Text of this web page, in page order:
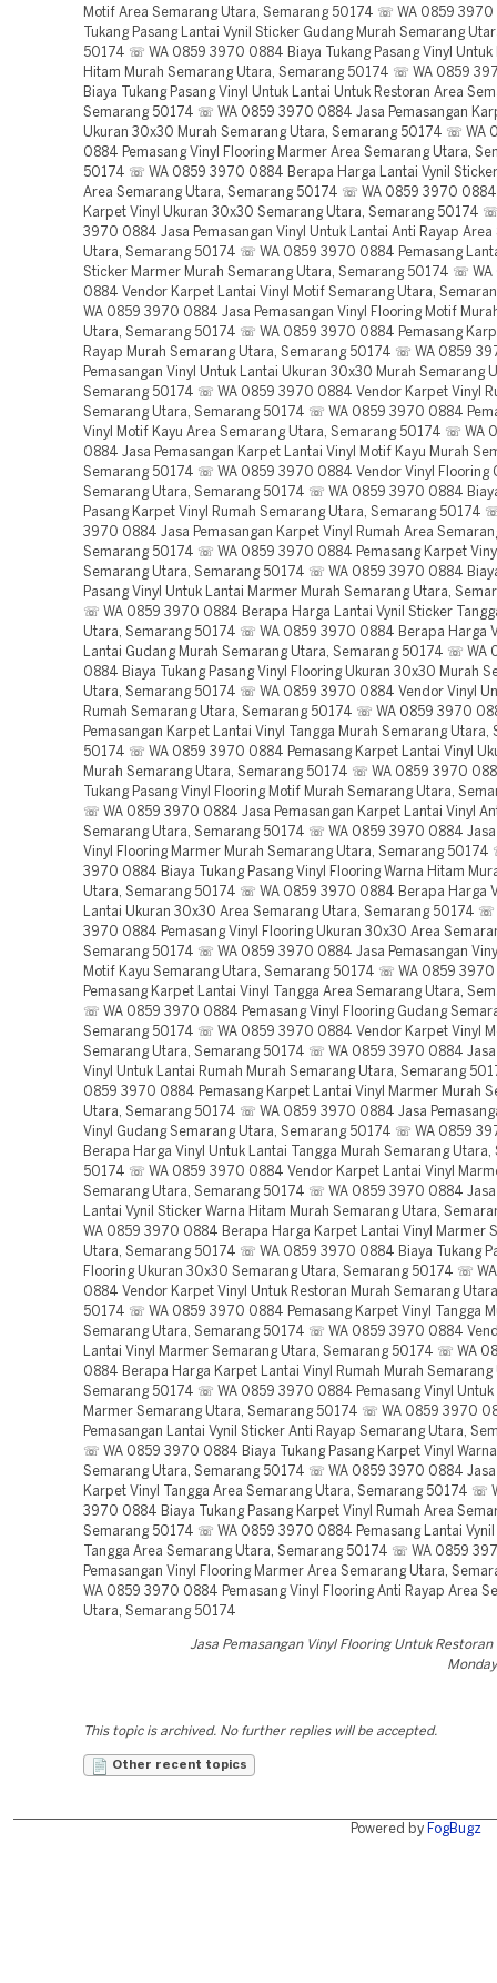
Motif Area Semarang Utara, Semarang 50174 ☏ WA 0859 3970
Tukang Pasang Lantai Vynil Sticker Gudang Murah Semarang
50174 ☏ WA 0859 3970 0884 Biaya Tukang Pasang Vinyl Untuk
Hitam Murah Semarang Utara, Semarang 50174 ☏ WA 0859
Biaya Tukang Pasang Vinyl Untuk Lantai Untuk Restoran Area
Semarang 50174 ☏ WA 0859 3970 0884 Jasa Pemasangan
Ukuran 30x30 Murah Semarang Utara, Semarang 50174 ☏ WA
0884 Pemasang Vinyl Flooring Marmer Area Semarang Utara,
50174 ☏ WA 0859 3970 0884 Berapa Harga Lantai Vynil
Area Semarang Utara, Semarang 50174 ☏ WA 0859 3970 0884
Karpet Vinyl Ukuran 30x30 Semarang Utara, Semarang 50174
3970 0884 Jasa Pemasangan Vinyl Untuk Lantai Anti Rayap Area
Utara, Semarang 50174 ☏ WA 0859 3970 0884 Pemasang
Sticker Marmer Murah Semarang Utara, Semarang 50174 ☏
0884 Vendor Karpet Lantai Vinyl Motif Semarang Utara,
WA 0859 3970 0884 Jasa Pemasangan Vinyl Flooring Motif
Utara, Semarang 50174 ☏ WA 0859 3970 0884 Pemasang
Rayap Murah Semarang Utara, Semarang 50174 ☏ WA 0859
Pemasangan Vinyl Untuk Lantai Ukuran 30x30 Murah Semarang
Semarang 50174 ☏ WA 0859 3970 0884 Vendor Karpet Vinyl
Semarang Utara, Semarang 50174 ☏ WA 0859 3970 0884
Vinyl Motif Kayu Area Semarang Utara, Semarang 50174 ☏ WA
0884 Jasa Pemasangan Karpet Lantai Vinyl Motif Kayu Murah
Semarang 50174 ☏ WA 0859 3970 0884 Vendor Vinyl Flooring
Semarang Utara, Semarang 50174 ☏ WA 0859 3970 0884
Pasang Karpet Vinyl Rumah Semarang Utara, Semarang 50174
3970 0884 Jasa Pemasangan Karpet Vinyl Rumah Area
Semarang 50174 ☏ WA 0859 3970 0884 Pemasang Karpet
Semarang Utara, Semarang 50174 ☏ WA 0859 3970 0884
Pasang Vinyl Untuk Lantai Marmer Murah Semarang Utara,
☏ WA 0859 3970 0884 Berapa Harga Lantai Vynil Sticker
Utara, Semarang 50174 ☏ WA 0859 3970 0884 Berapa Harga
Lantai Gudang Murah Semarang Utara, Semarang 50174 ☏ WA
0884 Biaya Tukang Pasang Vinyl Flooring Ukuran 30x30 Murah
Utara, Semarang 50174 ☏ WA 0859 3970 0884 Vendor Vinyl
Rumah Semarang Utara, Semarang 50174 ☏ WA 0859 3970
Pemasangan Karpet Lantai Vinyl Tangga Murah Semarang Utara,
50174 ☏ WA 0859 3970 0884 Pemasang Karpet Lantai Vinyl
Murah Semarang Utara, Semarang 50174 ☏ WA 0859 3970
Tukang Pasang Vinyl Flooring Motif Murah Semarang Utara,
☏ WA 0859 3970 0884 Jasa Pemasangan Karpet Lantai Vinyl
Semarang Utara, Semarang 50174 ☏ WA 0859 3970 0884 Jasa
Vinyl Flooring Marmer Murah Semarang Utara, Semarang
3970 0884 Biaya Tukang Pasang Vinyl Flooring Warna Hitam
Utara, Semarang 50174 ☏ WA 0859 3970 0884 Berapa Harga
Lantai Ukuran 30x30 Area Semarang Utara, Semarang 50174 ☏
3970 0884 Pemasang Vinyl Flooring Ukuran 30x30 Area
Semarang 50174 ☏ WA 0859 3970 0884 Jasa Pemasangan
Motif Kayu Semarang Utara, Semarang 50174 ☏ WA 0859
Pemasang Karpet Lantai Vinyl Tangga Area Semarang Utara,
☏ WA 0859 3970 0884 Pemasang Vinyl Flooring Gudang
Semarang 50174 ☏ WA 0859 3970 0884 Vendor Karpet Vinyl
Semarang Utara, Semarang 50174 ☏ WA 0859 3970 0884 Jasa
Vinyl Untuk Lantai Rumah Murah Semarang Utara, Semarang
0859 3970 0884 Pemasang Karpet Lantai Vinyl Marmer Murah
Utara, Semarang 50174 ☏ WA 0859 3970 0884 Jasa
Vinyl Gudang Semarang Utara, Semarang 50174 ☏ WA 0859
Berapa Harga Vinyl Untuk Lantai Tangga Murah Semarang Utara,
50174 ☏ WA 0859 3970 0884 Vendor Karpet Lantai Vinyl
Semarang Utara, Semarang 50174 ☏ WA 0859 3970 0884 Jasa
Lantai Vynil Sticker Warna Hitam Murah Semarang Utara,
WA 0859 3970 0884 Berapa Harga Karpet Lantai Vinyl Marmer
Utara, Semarang 50174 ☏ WA 0859 3970 0884 Biaya Tukang
Flooring Ukuran 30x30 Semarang Utara, Semarang 50174 ☏
0884 Vendor Karpet Vinyl Untuk Restoran Murah Semarang
50174 ☏ WA 0859 3970 0884 Pemasang Karpet Vinyl Tangga
Semarang Utara, Semarang 50174 ☏ WA 0859 3970 0884
Lantai Vinyl Marmer Semarang Utara, Semarang 50174 ☏ WA
0884 Berapa Harga Karpet Lantai Vinyl Rumah Murah Semarang
Semarang 50174 ☏ WA 0859 3970 0884 Pemasang Vinyl Untuk
Marmer Semarang Utara, Semarang 50174 ☏ WA 0859 3970
Pemasangan Lantai Vynil Sticker Anti Rayap Semarang Utara,
☏ WA 0859 3970 0884 Biaya Tukang Pasang Karpet Vinyl
Semarang Utara, Semarang 50174 ☏ WA 0859 3970 0884 Jasa
Karpet Vinyl Tangga Area Semarang Utara, Semarang 50174 ☏
3970 0884 Biaya Tukang Pasang Karpet Vinyl Rumah Area
Semarang 50174 ☏ WA 0859 3970 0884 Pemasang Lantai Vynil
Tangga Area Semarang Utara, Semarang 50174 ☏ WA 0859
Pemasangan Vinyl Flooring Marmer Area Semarang Utara,
WA 0859 3970 0884 Pemasang Vinyl Flooring Anti Rayap Area
Utara, Semarang 50174
Jasa Pemasangan Vinyl Flooring Untuk
This topic is archived. No further replies will be accepted.
Other recent topics
Powered by FogBugz